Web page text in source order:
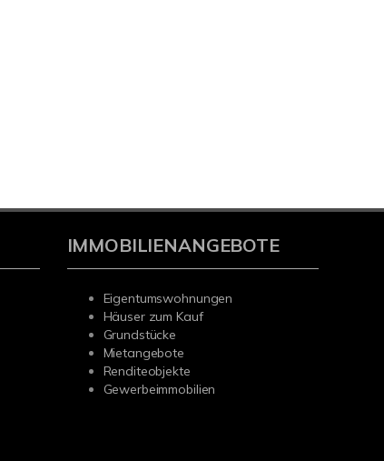
IMMOBILIENANGEBOTE
Eigentumswohnungen
Häuser zum Kauf
Grundstücke
Mietangebote
Renditeobjekte
Gewerbeimmobilien